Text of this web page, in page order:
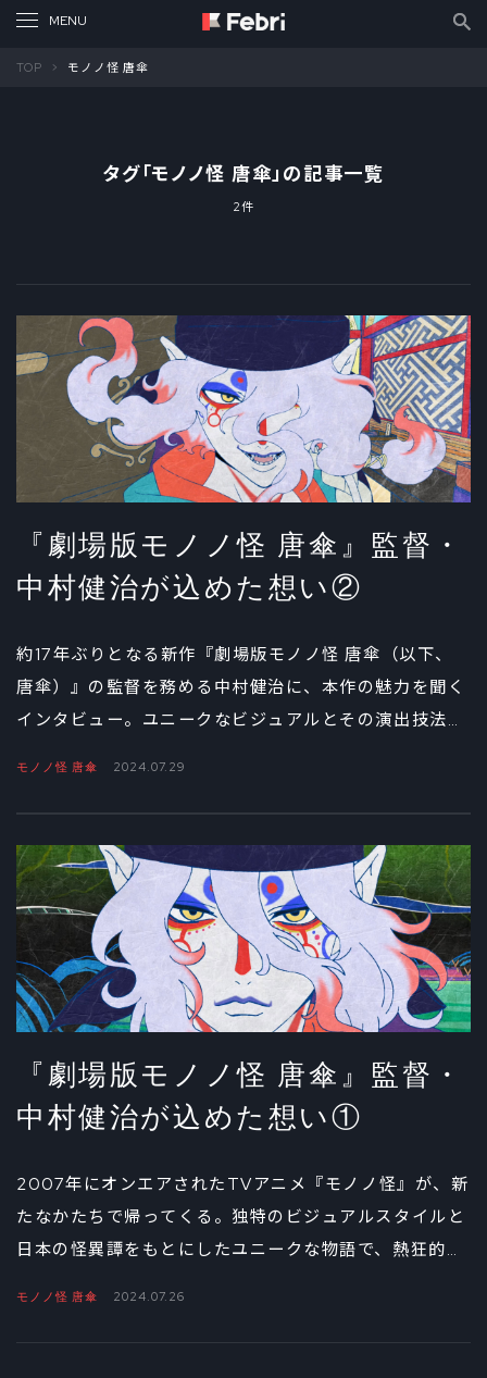
TOP モノノ怪 唐傘
タグ「モノノ怪 唐傘」の記事一覧
2件
『劇場版モノノ怪 唐傘』監督・
中村健治が込めた想い②
約17年ぶりとなる新作『劇場版モノノ怪 唐傘（以下、
唐傘）』の監督を務める中村健治に、本作の魅力を聞く
インタビュー。ユニークなビジュアルとその演出技法に
モノノ怪 唐傘 2024.07.29
『劇場版モノノ怪 唐傘』監督・
中村健治が込めた想い①
2007年にオンエアされたTVアニメ『モノノ怪』が、新
たなかたちで帰ってくる。独特のビジュアルスタイルと
日本の怪異譚をもとにしたユニークな物語で、熱狂的な
モノノ怪 唐傘 2024.07.26